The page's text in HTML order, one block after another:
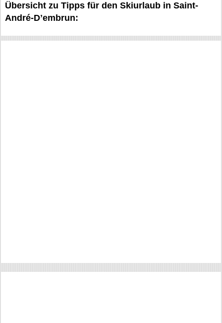
Übersicht zu Tipps für den Skiurlaub in Saint-
André-Dʼembrun: